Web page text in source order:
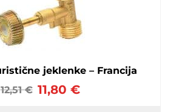
jeklenke – Francija
12,51€ 11,80 €